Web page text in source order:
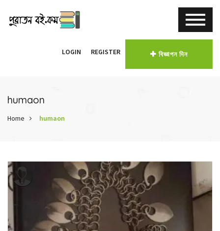
LOGIN REGISTER বিজ্ঞাপন দিন
humaon
Home humaon